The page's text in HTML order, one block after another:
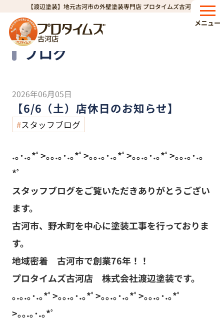
【渡辺塗装】地元古河市の外壁塗装専門店 プロタイムズ古河店
古河店
メニュー
HOME>ブログ> 【6/6（土）店休日のお知らせ】
ブログ
Blog
2026年06月05日
【6/6（土）店休日のお知らせ】
スタッフブログ
.｡･.｡*ﾟ>｡｡.｡･.｡*ﾟ>｡｡.｡･.｡*ﾟ>｡｡.｡･.｡*ﾟ>｡｡.｡･.｡
*ﾟ
スタッフブログをご覧いただきありがとうござい
ます。
古河市、野木町を中心に塗装工事を行っておりま
す。
地域密着 古河市で創業76年！！
プロタイムズ古河店 株式会社渡辺塗装です。
｡.｡.｡･.｡*ﾟ>｡｡.｡･.｡*ﾟ>｡｡.｡･.｡*ﾟ>｡｡.｡･.｡*ﾟ
>｡｡.｡･.｡*ﾟ